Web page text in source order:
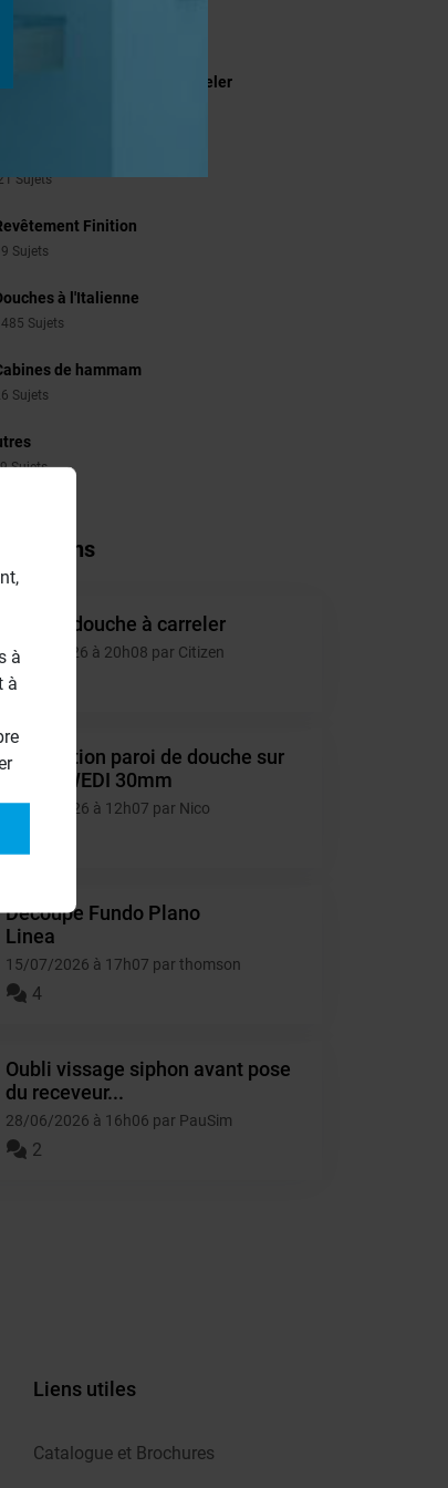
Systèmes de panneaux à carreler
Sujets
Finition
Sujets
à l'Italienne
Sujets
de hammam
Sujets
Sujets
questions
Double douche à carreler
05/08/2026 à 20h08 par Citizen
Installation paroi de douche sur
retour WEDI 30mm
16/07/2026 à 12h07 par Nico
Decoupe Fundo Plano
Linea
15/07/2026 à 17h07 par thomson
4
Oubli vissage siphon avant pose
du receveur...
28/06/2026 à 16h06 par PauSim
2
Liens utiles
Catalogue et Brochures
à
à